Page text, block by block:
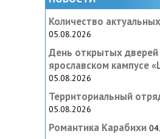
Количество
05.08.2026
День открытых дверей
ярославском кампусе
05.08.2026
Территориальный
05.08.2026
Романтика Карабихи